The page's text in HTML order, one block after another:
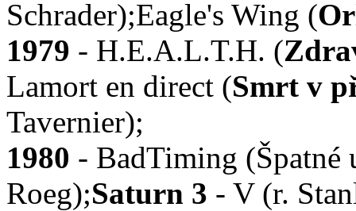
Schrader);Eagle's Wing (
1979 - H.E.A.L.T.H. (
Lamort en direct (Smrt v
Tavernier);
1980 - BadTiming (Špatné
Roeg);Saturn 3 - V (r.